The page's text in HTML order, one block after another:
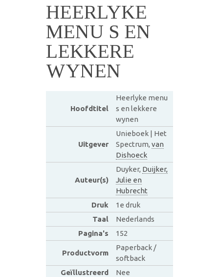
HEERLYKE
MENU S EN
LEKKERE
WYNEN
Hoofdtitel
Heerlyke menu
s en lekkere
wynen
Uitgever
Unieboek | Het
Spectrum, van
Dishoeck
Auteur(s)
Duyker, Duijker,
Julie en
Hubrecht
Druk
1e druk
Taal
Nederlands
Pagina's
152
Productvorm
Paperback /
softback
Geïllustreerd
Nee